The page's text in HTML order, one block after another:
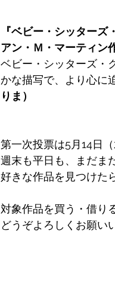
『ベビー・シッターズ
アン・Ｍ・マーティン
ベビー・シッターズ・
かな描写で、より心に
りま）
第一次投票は5月14日（
週末も平日も、まだま
好きな作品を見つけた
対象作品を買う・借り
どうぞよろしくお願い